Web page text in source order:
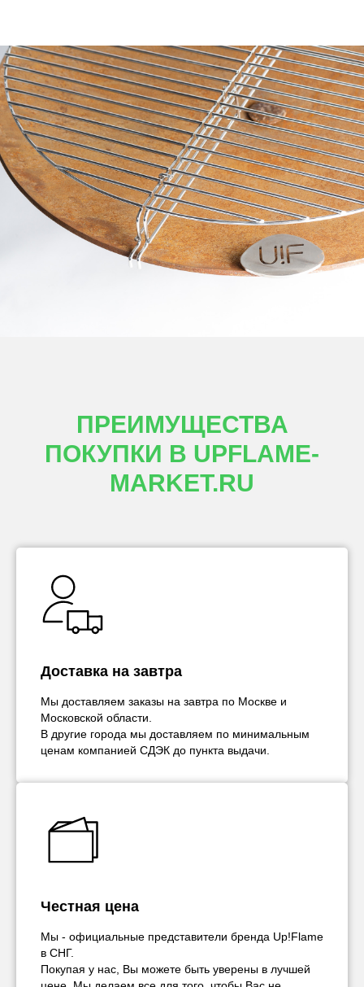
ПРЕИМУЩЕСТВА
ПОКУПКИ В UPFLAME-
MARKET.RU
Доставка на завтра
Мы доставляем заказы на завтра по Москве и
Московской области.
В другие города мы доставляем по минимальным
ценам компанией СДЭК до пункта выдачи.
Честная цена
Мы - официальные представители бренда Up!Flame
в СНГ.
Покупая у нас, Вы можете быть уверены в лучшей